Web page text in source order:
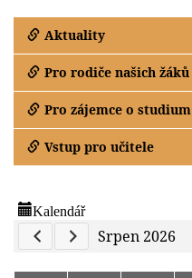
Aktuality
Pro rodiče našich žáků
Pro zájemce o studium
Vstup pro učitele
Kalendář
Previous Calendar
Next Calendar
Srpen 2026